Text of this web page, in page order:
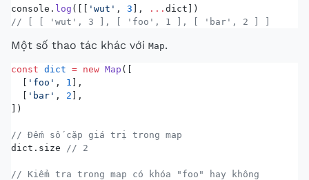
console. log ([[ 'wut' , 3 ], ... dict])
// [ [ 'wut', 3 ], [ 'foo', 1 ], [ 'bar', 2 ] ]
Một số thao tác khác với Map.
const dict = new Map ([
'foo' , 1
],
'bar' , 2 ],
])
// Đếm số cặp giá trị trong map
dict.size
// 2
// Kiểm tra trong map có khóa "foo" hay không